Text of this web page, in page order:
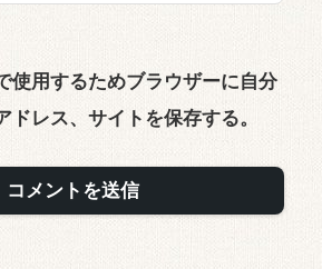
使用するためブラウザーに自分
ドレス、サイトを保存する。